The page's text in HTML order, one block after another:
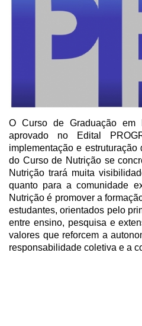
O Curso de Graduação em
aprovado no Edital
implementação e
do Curso de Nutrição se
Nutrição trará muita
quanto para a comunidade
Nutrição é promover a
estudantes, orientados pelo
entre ensino, pesquisa e
valores que reforcem a
responsabilidade coletiva e a